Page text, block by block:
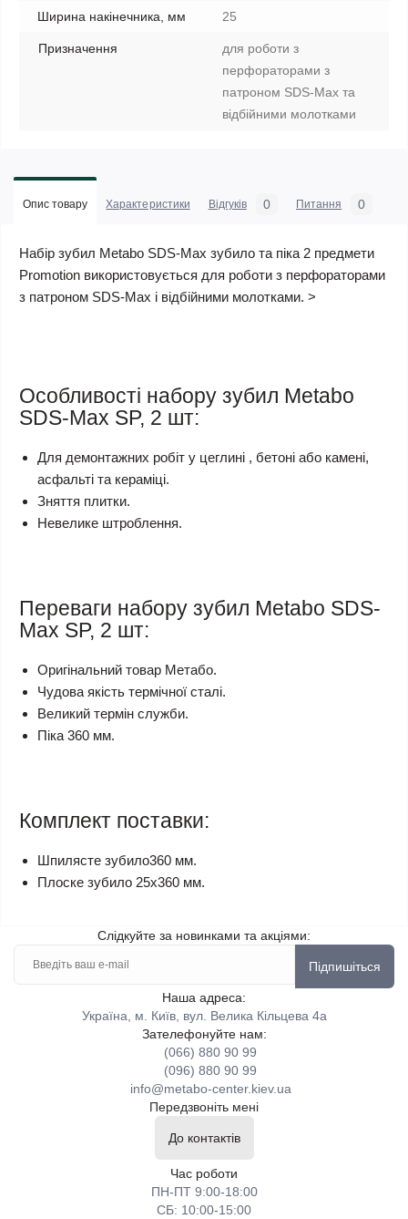
Ширина накінечника, мм 25
Призначення
для роботи з
перфораторами з
патроном SDS-Max та
відбійними молотками
Опис товару Характеристики Відгуків 0 Питання 0
Набір зубил Metabo SDS-Max зубило та піка 2 предмети
Promotion використовується для роботи з перфораторами
з патроном SDS-Max і відбійними молотками. >
Особливості набору зубил Metabo
SDS-Max SP, 2 шт:
Для демонтажних робіт у цеглині , бетоні або камені,
асфальті та кераміці.
Зняття плитки.
Невелике штроблення.
Переваги набору зубил Metabo SDS-
Max SP, 2 шт:
Оригінальний товар Метабо.
Чудова якість термічної сталі.
Великий термін служби.
Піка 360 мм.
Комплект поставки:
Шпилясте зубило360 мм.
Плоске зубило 25x360 мм.
Слідкуйте за новинками та акціями:
Підпишіться
Наша адреса:
Україна, м. Київ, вул. Велика Кільцева 4а
Зателефонуйте нам:
(066) 880 90 99
(096) 880 90 99
info@metabo-center.kiev.ua
Передзвоніть мені
До контактів
Час роботи
ПН-ПТ 9:00-18:00
СБ: 10:00-15:00